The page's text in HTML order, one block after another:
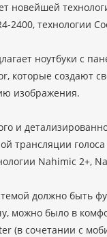
новейшей
2400, технологии
ноутбуки с
которые создают
изображения.
и
трансляции
Nahimic 2+,
должно быть
можно было в
(в сочетании с